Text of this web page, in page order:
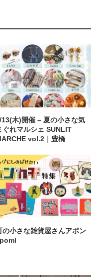
13(木)開催 – 夏の小さな気
ぐれマルシェ SUNLIT
vol.2｜豊橋
の小さな雑貨屋さんアポン